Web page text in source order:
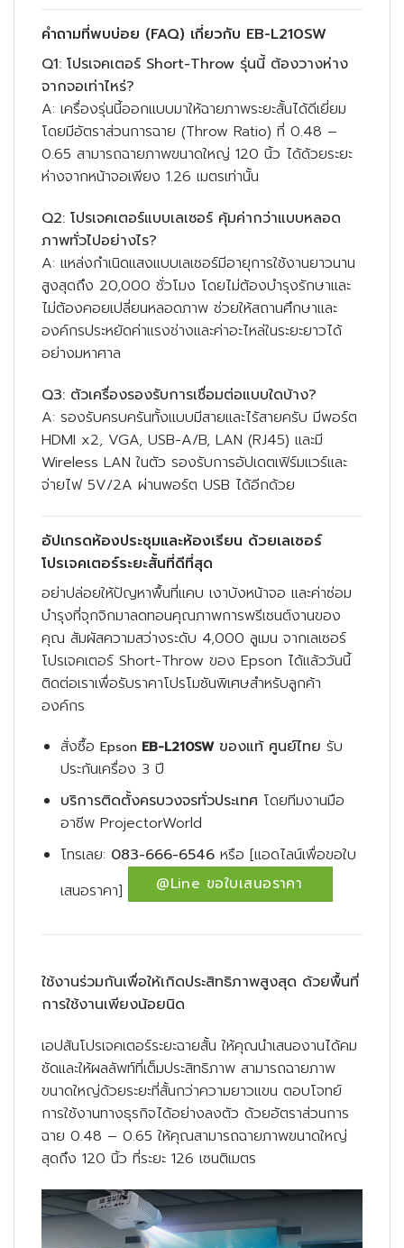
คำถามที่พบบ่อย (FAQ) เกี่ยวกับ EB-L210SW
Q1: โปรเจคเตอร์ Short-Throw รุ่นนี้ ต้องวางห่าง
จากจอเท่าไหร่?
A: เครื่องรุ่นนี้ออกแบบมาให้ฉายภาพระยะสั้นได้ดีเยี่ยม
โดยมีอัตราส่วนการฉาย (Throw Ratio) ที่ 0.48 –
0.65 สามารถฉายภาพขนาดใหญ่ 120 นิ้ว ได้ด้วยระยะ
ห่างจากหน้าจอเพียง 1.26 เมตรเท่านั้น
Q2: โปรเจคเตอร์แบบเลเซอร์ คุ้มค่ากว่าแบบหลอด
ภาพทั่วไปอย่างไร?
A: แหล่งกำเนิดแสงแบบเลเซอร์มีอายุการใช้งานยาวนาน
สูงสุดถึง 20,000 ชั่วโมง โดยไม่ต้องบำรุงรักษาและ
ไม่ต้องคอยเปลี่ยนหลอดภาพ ช่วยให้สถานศึกษาและ
องค์กรประหยัดค่าแรงช่างและค่าอะไหล่ในระยะยาวได้
อย่างมหาศาล
Q3: ตัวเครื่องรองรับการเชื่อมต่อแบบใดบ้าง?
A: รองรับครบครันทั้งแบบมีสายและไร้สายครับ มีพอร์ต
HDMI x2, VGA, USB-A/B, LAN (RJ45) และมี
Wireless LAN ในตัว รองรับการอัปเดตเฟิร์มแวร์และ
จ่ายไฟ 5V/2A ผ่านพอร์ต USB ได้อีกด้วย
อัปเกรดห้องประชุมและห้องเรียน ด้วยเลเซอร์
โปรเจคเตอร์ระยะสั้นที่ดีที่สุด
อย่าปล่อยให้ปัญหาพื้นที่แคบ เงาบังหน้าจอ และค่าซ่อม
บำรุงที่จุกจิกมาลดทอนคุณภาพการพรีเซนต์งานของ
คุณ สัมผัสความสว่างระดับ 4,000 ลูเมน จากเลเซอร์
โปรเจคเตอร์ Short-Throw ของ Epson ได้แล้ววันนี้
ติดต่อเราเพื่อรับราคาโปรโมชันพิเศษสำหรับลูกค้า
องค์กร
สั่งซื้อ Epson EB-L210SWของแท้ ศูนย์ไทย รับ
ประกันเครื่อง 3 ปี
บริการติดตั้งครบวงจรทั่วประเทศโดยทีมงานมือ
อาชีพ ProjectorWorld
โทรเลย: 083-666-6546หรือ [แอดไลน์เพื่อขอใบ
เสนอราคา]
@Line ขอใบเสนอราคา
ใช้งานร่วมกันเพื่อให้เกิดประสิทธิภาพสูงสุด ด้วยพื้นที่
การใช้งานเพียงน้อยนิด
เอปสันโปรเจคเตอร์ระยะฉายสั้น ให้คุณนำเสนองานได้คม
ชัดและให้ผลลัพท์ที่เต็มประสิทธิภาพ สามารถฉายภาพ
ขนาดใหญ่ด้วยระยะที่สั้นกว่าความยาวแขน ตอบโจทย์
การใช้งานทางธุรกิจได้อย่างลงตัว ด้วยอัตราส่วนการ
ฉาย 0.48 – 0.65 ให้คุณสามารถฉายภาพขนาดใหญ่
สุดถึง 120 นิ้ว ที่ระยะ 126 เซนติเมตร